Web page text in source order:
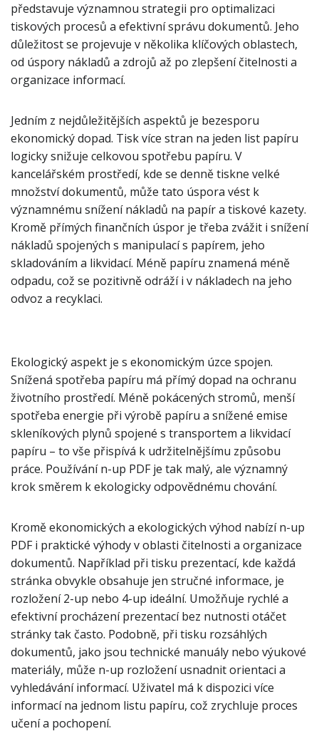
představuje významnou strategii pro optimalizaci
tiskových procesů a efektivní správu dokumentů. Jeho
důležitost se projevuje v několika klíčových oblastech,
od úspory nákladů a zdrojů až po zlepšení čitelnosti a
organizace informací.
Jedním z nejdůležitějších aspektů je bezesporu
ekonomický dopad. Tisk více stran na jeden list papíru
logicky snižuje celkovou spotřebu papíru. V
kancelářském prostředí, kde se denně tiskne velké
množství dokumentů, může tato úspora vést k
významnému snížení nákladů na papír a tiskové kazety.
Kromě přímých finančních úspor je třeba zvážit i snížení
nákladů spojených s manipulací s papírem, jeho
skladováním a likvidací. Méně papíru znamená méně
odpadu, což se pozitivně odráží i v nákladech na jeho
odvoz a recyklaci.
Ekologický aspekt je s ekonomickým úzce spojen.
Snížená spotřeba papíru má přímý dopad na ochranu
životního prostředí. Méně pokácených stromů, menší
spotřeba energie při výrobě papíru a snížené emise
skleníkových plynů spojené s transportem a likvidací
papíru – to vše přispívá k udržitelnějšímu způsobu
práce. Používání n-up PDF je tak malý, ale významný
krok směrem k ekologicky odpovědnému chování.
Kromě ekonomických a ekologických výhod nabízí n-up
PDF i praktické výhody v oblasti čitelnosti a organizace
dokumentů. Například při tisku prezentací, kde každá
stránka obvykle obsahuje jen stručné informace, je
rozložení 2-up nebo 4-up ideální. Umožňuje rychlé a
efektivní procházení prezentací bez nutnosti otáčet
stránky tak často. Podobně, při tisku rozsáhlých
dokumentů, jako jsou technické manuály nebo výukové
materiály, může n-up rozložení usnadnit orientaci a
vyhledávání informací. Uživatel má k dispozici více
informací na jednom listu papíru, což zrychluje proces
učení a pochopení.